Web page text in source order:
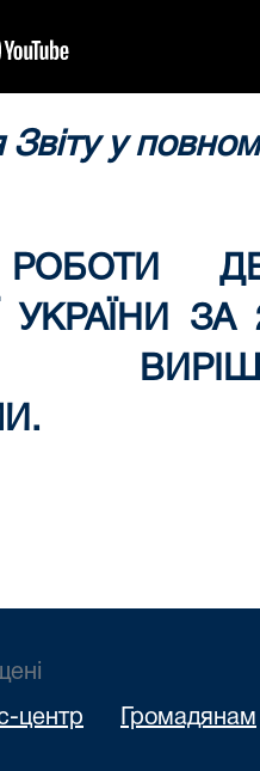
Звіту у
РОБОТИ
УКРАЇНИ
центр Громадянам